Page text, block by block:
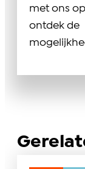
met ons
ontdek de